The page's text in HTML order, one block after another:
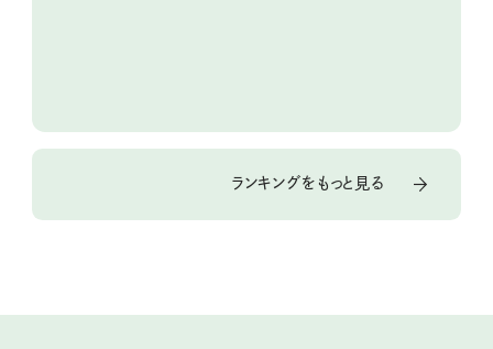
ランキングをもっと見る